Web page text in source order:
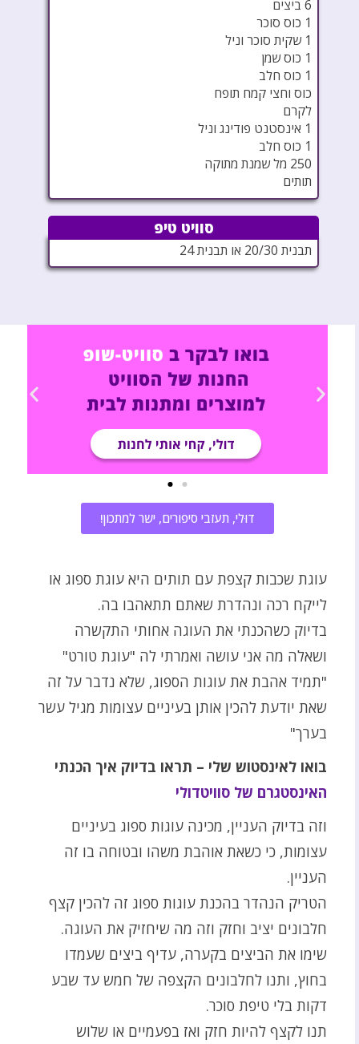
6 ביצים
1 כוס סוכר
1 שקית סוכר וניל
1 כוס שמן
1 כוס חלב
כוס וחצי קמח תופח
לקרם
1 אינסטנט פודינג וניל
1 כוס חלב
250 מל שמנת מתוקה
תותים
סוויט טיפ
תבנית 20/30 או תבנית 24
דוּלי, תעזבי סיפורים, ישר למתכון!
עוגת שכבות קצפת עם תותים היא עוגת ספוג או
לייקח רכה ונהדרת שאתם תתאהבו בה.
בדיוק כשהכנתי את העוגה אחותי התקשרה
ושאלה מה אני עושה ואמרתי לה "עוגת טורט"
"תמיד אהבת את עוגות הספוג, שלא נדבר על זה
שאת יודעת להכין אותן בעיניים עצומות מגיל עשר
בערך"
בואו לאינסטוש שלי – תראו בדיוק איך הכנתי
האינסטגרם של סוויטדולי
וזה בדיוק העניין, מכינה עוגות ספוג בעיניים
עצומות, כי כשאת אוהבת משהו ובטוחה בו זה
העניין.
הטריק הנהדר בהכנת עוגות ספוג זה להכין קצף
חלבונים יציב וחזק וזה מה שיחזיק את העוגה.
שימו את הביצים בקערה, עדיף ביצים שעמדו
בחוץ, ותנו לחלבונים הקצפה של חמש עד שבע
דקות בלי טיפת סוכר.
תנו לקצף להיות חזק ואז בפעמיים או שלוש